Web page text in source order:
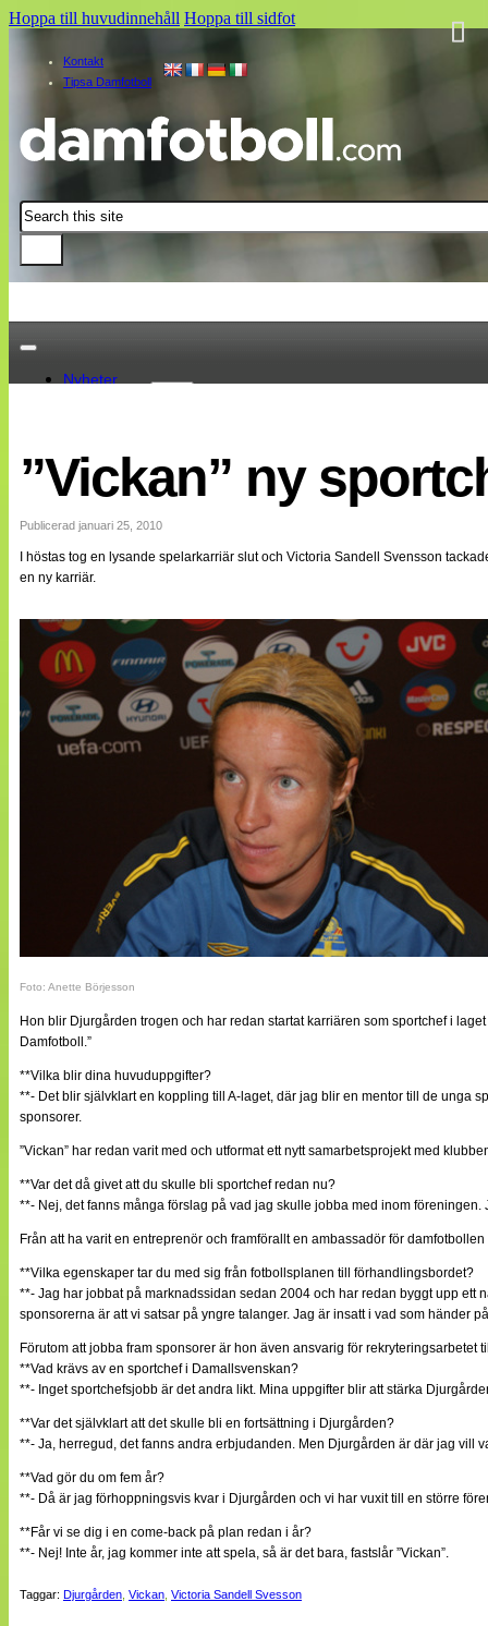
Hoppa till huvudinnehåll Hoppa till sidfot
Kontakt
Tipsa Damfotboll
Sök
Nyheter
Landslaget
EM 2013
Internationellt
Bildreportage
Bloggar
Lagen
Cuper
Medlemsbilder
Till klubbkassan
NÄTverket
Split vision
Om oss
”Vickan” ny
Publicerad januari 25, 2010
I höstas tog en lysande spelarkarriär slut och Victoria Sandell Svensson
en ny karriär.
Foto: Anette Börjesson
Hon blir Djurgården trogen och har redan startat karriären som sportchef i
Damfotboll.”
**Vilka blir dina huvuduppgifter?
**- Det blir självklart en koppling till A-laget, där jag blir en mentor till de unga
sponsorer.
”Vickan” har redan varit med och utformat ett nytt samarbetsprojekt med
**Var det då givet att du skulle bli sportchef redan nu?
**- Nej, det fanns många förslag på vad jag skulle jobba med inom
Från att ha varit en entreprenör och framförallt en ambassadör för
**Vilka egenskaper tar du med sig från fotbollsplanen till förhandlingsbordet?
**- Jag har jobbat på marknadssidan sedan 2004 och har redan byggt upp ett
sponsorerna är att vi satsar på yngre talanger. Jag är insatt i vad som händer
Förutom att jobba fram sponsorer är hon även ansvarig för rekryteringsarbetet
**Vad krävs av en sportchef i Damallsvenskan?
**- Inget sportchefsjobb är det andra likt. Mina uppgifter blir att stärka
**Var det självklart att det skulle bli en fortsättning i Djurgården?
**- Ja, herregud, det fanns andra erbjudanden. Men Djurgården är där jag vill
**Vad gör du om fem år?
**- Då är jag förhoppningsvis kvar i Djurgården och vi har vuxit till en större
**Får vi se dig i en come-back på plan redan i år?
**- Nej! Inte år, jag kommer inte att spela, så är det bara, fastslår ”Vickan”.
Taggar: Djurgården Vickan Victoria Sandell Svesson